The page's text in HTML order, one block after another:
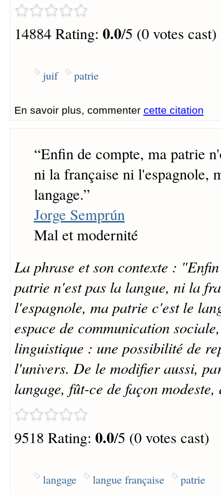
14884 Rating: 0.0/5 (0 votes cast)
juif patrie
En savoir plus, commenter cette citation
“Enfin de compte, ma patrie
ni la française ni l'espagnole,
langage.”
Jorge Semprún
Mal et modernité
La phrase et son contexte :
patrie n'est pas la langue, ni la
l'espagnole, ma patrie c'est le
espace de communication
linguistique : une possibilité de
l'univers. De le modifier aussi,
langage, fût-ce de façon
9518 Rating: 0.0/5 (0 votes cast)
langage langue française patrie